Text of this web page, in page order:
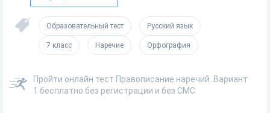
Образовательный тест Русский язык
7 класс Наречие Орфография
Пройти онлайн тест Правописание наречий. Вариант
1 бесплатно без регистрации и без СМС